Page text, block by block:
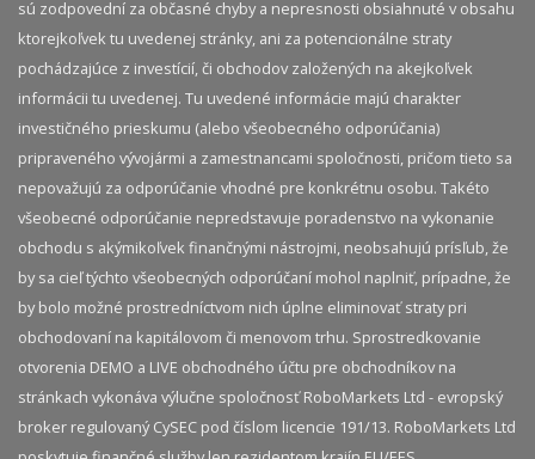
sú zodpovední za občasné chyby a nepresnosti obsiahnuté v obsahu
ktorejkoľvek tu uvedenej stránky, ani za potencionálne straty
pochádzajúce z investícií, či obchodov založených na akejkoľvek
informácii tu uvedenej. Tu uvedené informácie majú charakter
investičného prieskumu (alebo všeobecného odporúčania)
pripraveného vývojármi a zamestnancami spoločnosti, pričom tieto sa
nepovažujú za odporúčanie vhodné pre konkrétnu osobu. Takéto
všeobecné odporúčanie nepredstavuje poradenstvo na vykonanie
obchodu s akýmikoľvek finančnými nástrojmi, neobsahujú prísľub, že
by sa cieľ týchto všeobecných odporúčaní mohol naplniť, prípadne, že
by bolo možné prostredníctvom nich úplne eliminovať straty pri
obchodovaní na kapitálovom či menovom trhu. Sprostredkovanie
otvorenia DEMO a LIVE obchodného účtu pre obchodníkov na
stránkach vykonáva výlučne spoločnosť RoboMarkets Ltd - evropský
broker regulovaný CySEC pod číslom licencie 191/13. RoboMarkets Ltd